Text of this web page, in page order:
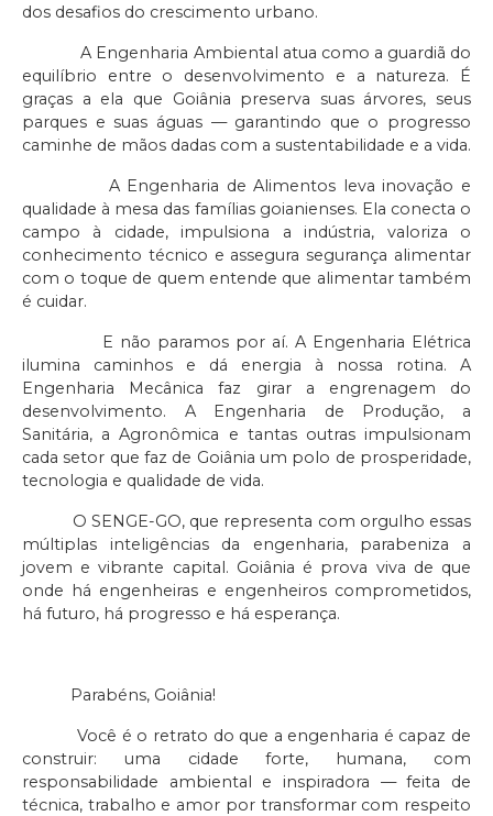
dos desafios do crescimento urbano.
A Engenharia Ambiental atua como a guardiã do
equilíbrio entre o desenvolvimento e a natureza. É
graças a ela que Goiânia preserva suas árvores, seus
parques e suas águas — garantindo que o progresso
caminhe de mãos dadas com a sustentabilidade e a vida.
A Engenharia de Alimentos leva inovação e
qualidade à mesa das famílias goianienses. Ela conecta o
campo à cidade, impulsiona a indústria, valoriza o
conhecimento técnico e assegura segurança alimentar
com o toque de quem entende que alimentar também
é cuidar.
E não paramos por aí. A Engenharia Elétrica
ilumina caminhos e dá energia à nossa rotina. A
Engenharia Mecânica faz girar a engrenagem do
desenvolvimento. A Engenharia de Produção, a
Sanitária, a Agronômica e tantas outras impulsionam
cada setor que faz de Goiânia um polo de prosperidade,
tecnologia e qualidade de vida.
O SENGE-GO, que representa com orgulho essas
múltiplas inteligências da engenharia, parabeniza a
jovem e vibrante capital. Goiânia é prova viva de que
onde há engenheiras e engenheiros comprometidos,
há futuro, há progresso e há esperança.
Parabéns, Goiânia!
Você é o retrato do que a engenharia é capaz de
construir: uma cidade forte, humana, com
responsabilidade ambiental e inspiradora — feita de
técnica, trabalho e amor por transformar com respeito